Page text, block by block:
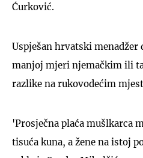
Ćurković.
Uspješan hrvatski menadžer
manjoj mjeri njemačkim ili
razlike na rukovodećim
'Prosječna plaća mušlkarca
tisuća kuna, a žene na istoj